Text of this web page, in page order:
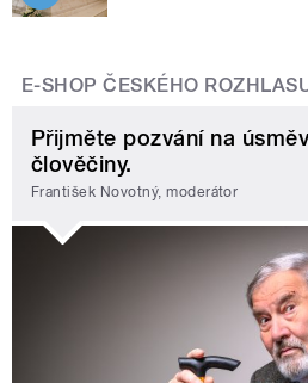
E-SHOP ČESKÉHO
Přijměte pozvání na
člověčiny.
František Novotný, moderátor